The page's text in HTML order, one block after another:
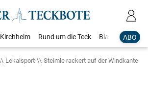
ABO
Kirchheim Rund um die Teck Blaulicht
Lokalsport Steimle rackert auf der Windkante